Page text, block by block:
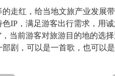
红，给当地文旅产业发展
IP，满足游客出行需求，用
当前游客对旅游目的地的选
剧，可以是一首歌，也可以